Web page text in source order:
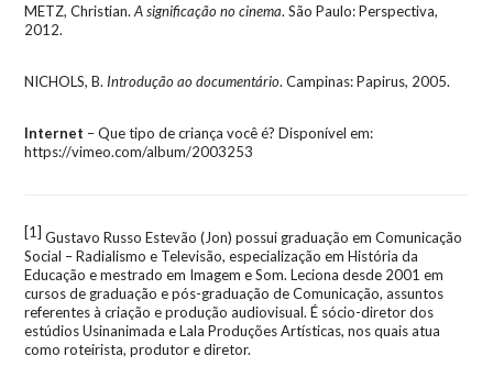
METZ, Christian.A significação no cinema. São Paulo: Perspectiva,
2012.
NICHOLS, B. Introdução ao documentário. Campinas: Papirus, 2005.
Internet – Que tipo de criança você é? Disponível em:
https://vimeo.com/album/2003253
[1] Gustavo Russo Estevão (Jon) possui graduação em Comunicação
Social – Radialismo e Televisão, especialização em História da
Educação e mestrado em Imagem e Som. Leciona desde 2001 em
cursos de graduação e pós-graduação de Comunicação, assuntos
referentes à criação e produção audiovisual. É sócio-diretor dos
estúdios Usinanimada e Lala Produções Artísticas, nos quais atua
como roteirista, produtor e diretor.